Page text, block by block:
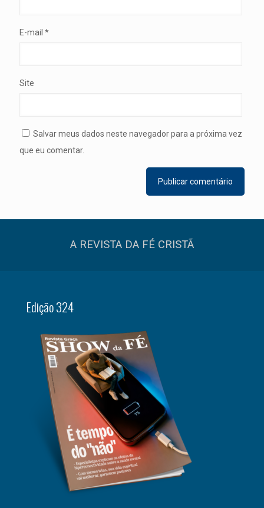
E-mail *
Site
Salvar meus dados neste navegador para a próxima vez
que eu comentar.
A REVISTA DA FÉ CRISTÃ
Edição 324